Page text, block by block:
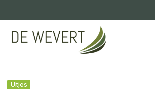
Uitjes